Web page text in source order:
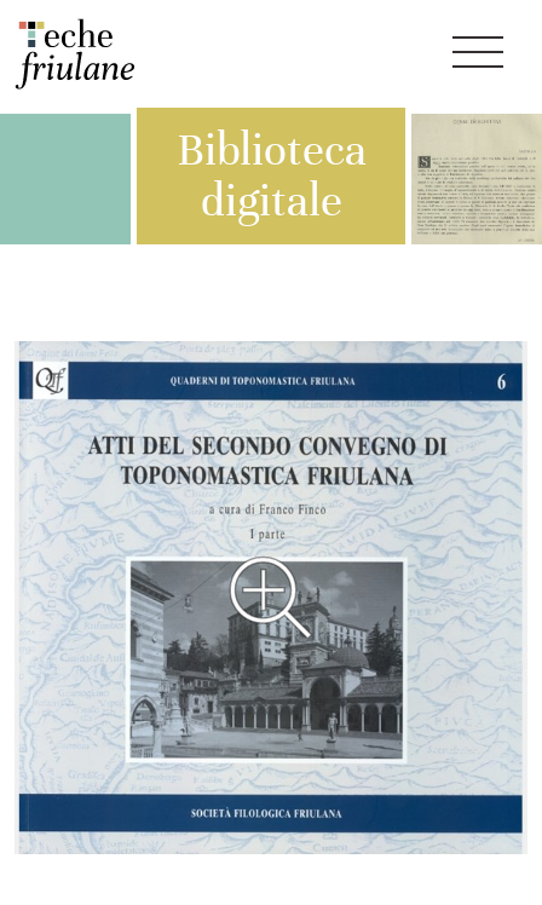
Biblioteca
digitale